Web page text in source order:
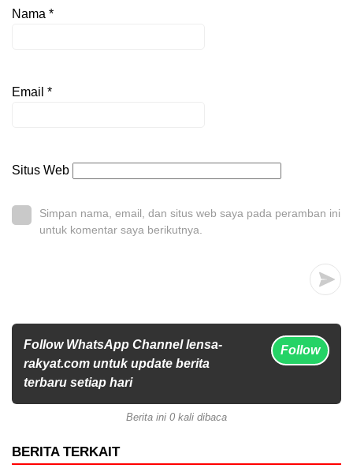
Nama *
Email *
Situs Web
Simpan nama, email, dan situs web saya pada peramban ini
untuk komentar saya berikutnya.
Follow WhatsApp Channel lensa-
rakyat.com untuk update berita
terbaru setiap hari
Follow
Berita ini 0 kali dibaca
BERITA TERKAIT